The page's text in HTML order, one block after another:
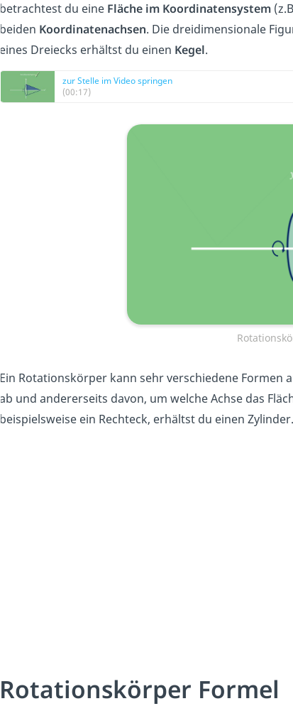
betrachtest du eine Fläche im Koordinatensystem
beiden Koordinatenachsen. Die dreidimensionale
eines Dreiecks erhältst du einen Kegel.
zur Stelle im Video springen
(00:17)
Ein Rotationskörper kann sehr verschiedene Formen
ab und andererseits davon, um welche Achse das
beispielsweise ein Rechteck, erhältst du einen Zylinder.
Rotationskörper Formel